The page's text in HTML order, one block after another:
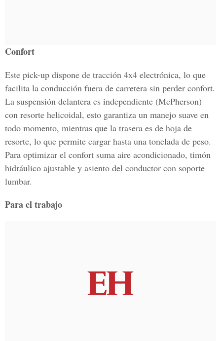
Confort
Este pick-up dispone de tracción 4x4 electrónica, lo que
facilita la conducción fuera de carretera sin perder confort.
La suspensión delantera es independiente (McPherson)
con resorte helicoidal, esto garantiza un manejo suave en
todo momento, mientras que la trasera es de hoja de
resorte, lo que permite cargar hasta una tonelada de peso.
Para optimizar el confort suma aire acondicionado, timón
hidráulico ajustable y asiento del conductor con soporte
lumbar.
Para el trabajo